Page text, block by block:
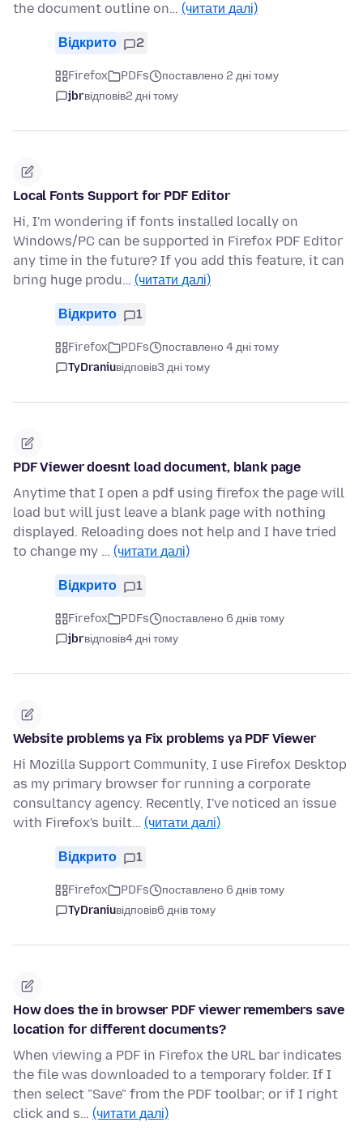
the document outline on… (читати далі)
Відкрито 2
Firefox PDFs
поставлено 2 дні тому
jbrвідповів2 дні тому
Local Fonts Support for PDF Editor
Hi, I'm wondering if fonts installed locally on
Windows/PC can be supported in Firefox PDF Editor
any time in the future? If you add this feature, it can
bring huge produ… (читати далі)
Відкрито 1
Firefox PDFs
поставлено 4 дні тому
TyDraniuвідповів3 дні тому
PDF Viewer doesnt load document, blank page
Anytime that I open a pdf using firefox the page will
load but will just leave a blank page with nothing
displayed. Reloading does not help and I have tried
to change my … (читати далі)
Відкрито 1
Firefox PDFs
поставлено 6 днів тому
jbrвідповів4 дні тому
Website problems ya Fix problems ya PDF Viewer
Hi Mozilla Support Community, I use Firefox Desktop
as my primary browser for running a corporate
consultancy agency. Recently, I've noticed an issue
with Firefox's built… (читати далі)
Відкрито 1
Firefox PDFs
поставлено 6 днів тому
TyDraniuвідповів6 днів тому
How does the in browser PDF viewer remembers save
location for different documents?
When viewing a PDF in Firefox the URL bar indicates
the file was downloaded to a temporary folder. If I
then select "Save" from the PDF toolbar; or if I right
click and s… (читати далі)